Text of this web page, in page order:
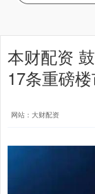
本财配资
17条重磅
网站：大财配资